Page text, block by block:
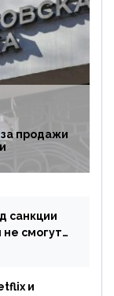
продажи
санкции
не смогут
и